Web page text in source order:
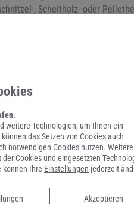
, Scheitholz- oder
erstellen Ihnen
haben Sie einen
weitere Technologien, um Ihnen ein
das Setzen von Cookies auch
notwendigen Cookies nutzen. Weitere
Cookies und eingesetzten
können Ihre Einstellungen jederzeit
Akzeptieren